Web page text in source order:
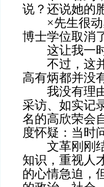
说？还说她的
×先生很动
博士学位取消
这让我一时
不过，这并
高有炳都并没
我没有理由
采访、如实记
名的高欣荣会
度怀疑：当时
文革刚刚结
知识，重视人
的心情急迫，